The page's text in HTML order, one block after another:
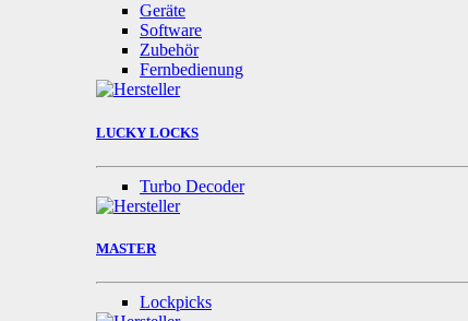
Geräte
Software
Zubehör
Fernbedienung
LUCKY LOCKS
Turbo Decoder
MASTER
Lockpicks